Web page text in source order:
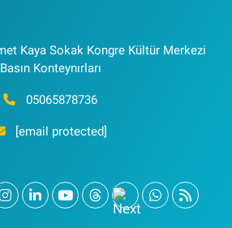
Kaya Sokak Kongre Kültür Merkezi
Basın Konteynırları
05065878736
[email protected]